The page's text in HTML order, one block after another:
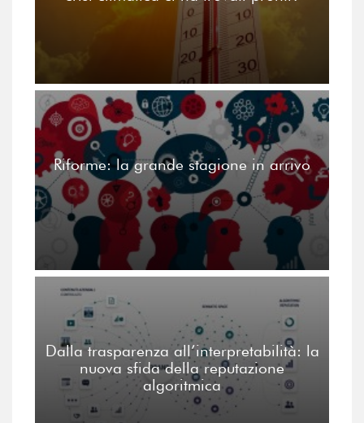
Riforme: la grande stagione in arrivo
Dalla trasparenza all’interpretabilità: la
nuova sfida della reputazione
algoritmica